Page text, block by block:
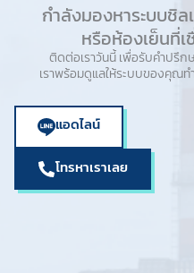
กำลังมองหาระบบชิล
หรือห้องเย็นที่เ
ติดต่อเราวันนี้ เพื่อรับคำปรึก
เราพร้อมดูแลให้ระบบของคุณท
แอดไลน์
โทรหาเราเลย